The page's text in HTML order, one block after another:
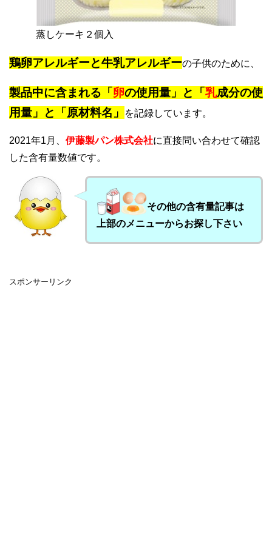
蒸しケーキ２個入
鶏卵アレルギーと牛乳アレルギーの子供のために、
製品中に含まれる「卵の使用量」と「乳成分の使
用量」と「原材料名」
を記録しています。
2021年1月、 伊藤製パン株式会社に直接問い合わせて確認
した含有量数値です。
その他の含有量記事は
上部のメニューからお探し下さい
スポンサーリンク